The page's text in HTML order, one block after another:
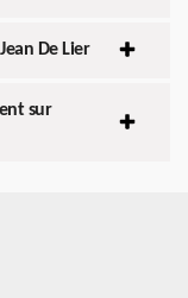
De Lier
sur